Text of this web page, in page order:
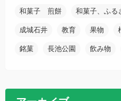
和菓子 煎餅 和菓子、ふる
成城石井 教育 果物
銘菓 長池公園 飲み物